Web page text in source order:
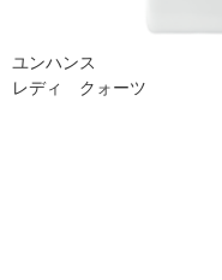
ユンハンス
レディ クォーツ